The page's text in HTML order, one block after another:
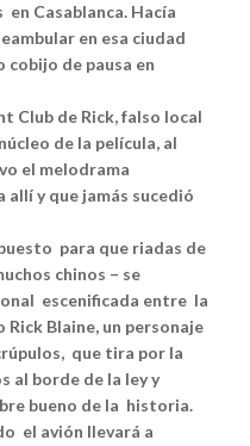
en Casablanca. Hacía
en esa ciudad
de pausa en
Club de Rick, falso local
de la película, al
el melodrama
allí y que jamás sucedió
para que riadas de
chinos – se
escenificada entre la
Blaine, un personaje
que tira por la
al borde de la ley y
bueno de la historia.
el avión llevará a